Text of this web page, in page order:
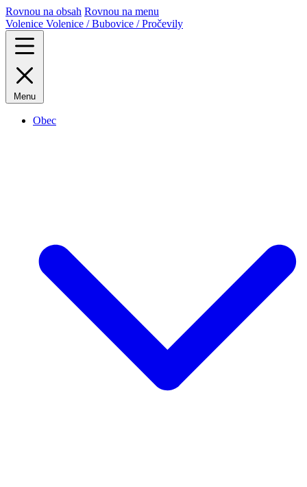
Rovnou na obsah Rovnou na menu
Volenice Volenice / Bubovice / Pročevily
Menu
Obec